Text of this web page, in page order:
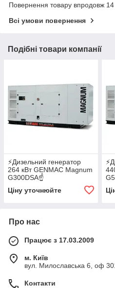
Повернення товару впродовж 14
Всі умови повернення
Подібні товари компанії
⚡️Дизельний генератор
264 кВт GENMAC Magnum
G300DSA☝
Ціну уточнюйте
Про нас
Працює з 17.03.2009
м. Київ
вул. Милославська 6, оф
Контакти